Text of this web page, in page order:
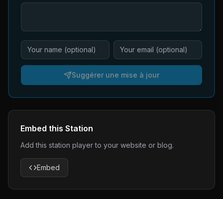
Suggérer une mise à jour
Embed this Station
Add this station player to your website or blog.
Embed